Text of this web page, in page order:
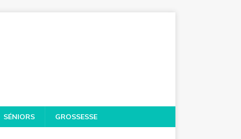
SÉNIORS GROSSESSE